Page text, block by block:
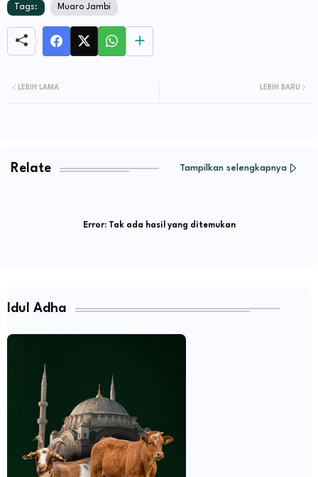
Tags: Muaro Jambi
LEBIH BARU
LEBIH LAMA
Relate Tampilkan selengkapnya
Error:Tak ada hasil yang ditemukan
Idul Adha